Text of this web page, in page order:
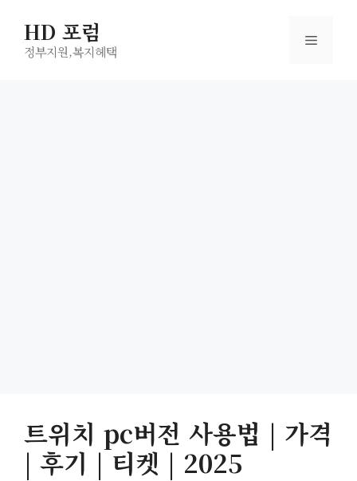
HD 포럼
정부지원,복지헤택
메
트위치 pc버전 사용법 | 가격
| 후기 | 티켓 | 2025